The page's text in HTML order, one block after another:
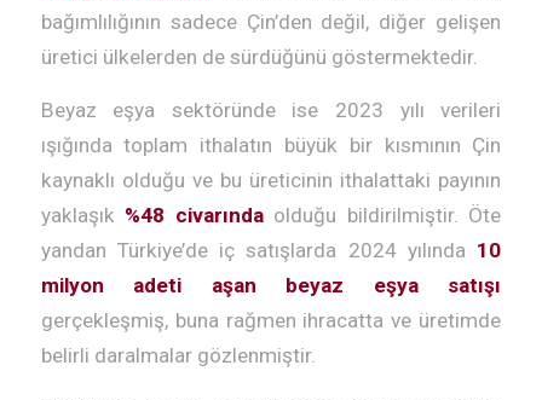
bağımlılığının sadece Çin’den değil, diğer gelişen
üretici ülkelerden de sürdüğünü göstermektedir.
Beyaz eşya sektöründe ise 2023 yılı verileri
ışığında toplam ithalatın büyük bir kısmının Çin
kaynaklı olduğu ve bu üreticinin ithalattaki payının
yaklaşık %48 civarındaolduğu bildirilmiştir. Öte
yandan Türkiye’de iç satışlarda 2024 yılında 10
milyon adeti aşan beyaz eşya satışı
gerçekleşmiş, buna rağmen ihracatta ve üretimde
belirli daralmalar gözlenmiştir.